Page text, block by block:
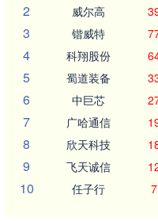
2 威尔高
3 锴威特
4 科翔股份
5 蜀道装备
6 中巨芯
7 广哈通信
8 欣天科技
9 飞天诚信
10 任子行